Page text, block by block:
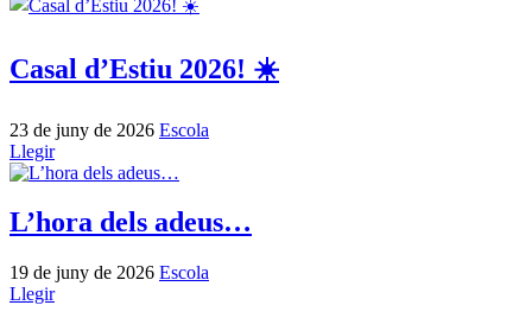
Casal d’Estiu 2026! ☀️
23 de juny de 2026 Escola
Llegir
L’hora dels adeus…
19 de juny de 2026 Escola
Llegir